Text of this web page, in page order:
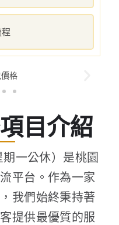
目介紹
一公休）是桃園
平台。作為一家
我們始終秉持著
提供最優質的服